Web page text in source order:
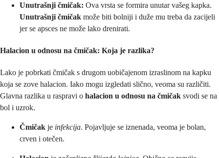
Unutrašnji čmičak: Ova vrsta se formira unutar vašeg kapka.
Unutrašnji čmičak može biti bolniji i duže mu treba da zacijeli
jer se apsces ne može lako drenirati.
Halacion u odnosu na čmičak: Koja je razlika?
Lako je pobrkati čmičak s drugom uobičajenom izraslinom na kapku
koja se zove halacion. Iako mogu izgledati slično, veoma su različiti.
Glavna razlika u raspravi o halacion u odnosu na čmičak svodi se na
bol i uzrok.
Čmičak je infekcija. Pojavljuje se iznenada, veoma je bolan,
crven i otečen.